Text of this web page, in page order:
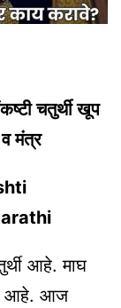
चतुर्थी खूप
मंत्र
आहे. माघ
आहे. आज